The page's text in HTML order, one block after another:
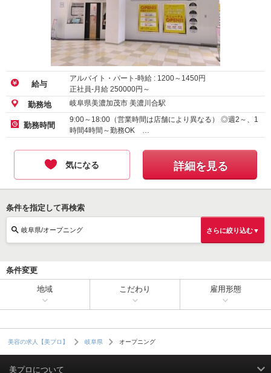
給与
アルバイト・パート-時給 : 1200～ 1450円
正社員-月給 250000円～
勤務地 岐阜県美濃加茂市 美濃川合駅
勤務時間
9:00～18:00（営業時間は店舗により異なる） ◎週2～、1
時間4時間～勤務OK …
気になる 詳細を見る
条件を指定して再検索
岐阜県/オープニング さらに絞り込む▼
条件変更
地域 こだわり 雇用形態
美容の求人【美プロ】 岐阜県 オープニング
美プロについて